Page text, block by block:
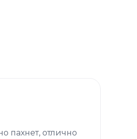
пахнет, отлично